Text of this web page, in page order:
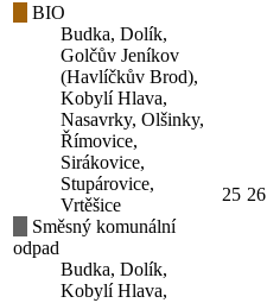
BIO
Budka, Dolík,
Golčův Jeníkov
(Havlíčkův Brod),
Kobylí Hlava,
Nasavrky, Olšinky,
Římovice,
Sirákovice,
Stupárovice,
Vrtěšice
Směsný komunální
odpad
Budka, Dolík,
Kobylí Hlava,
25 26